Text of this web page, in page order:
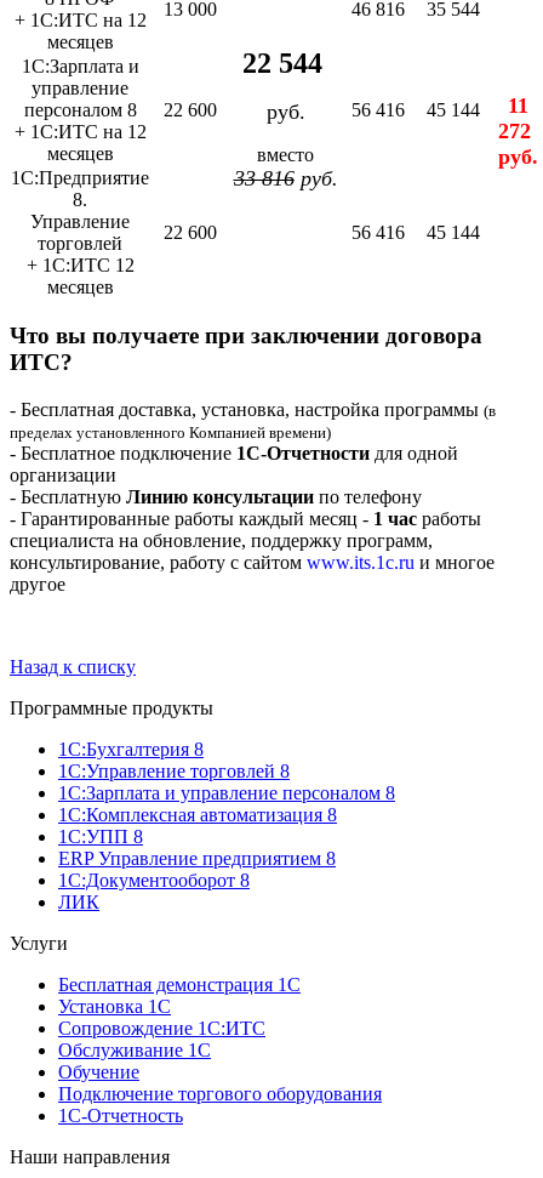
+ 1С:ИТС на 12
месяцев
13 000
22 544
руб.
вместо
33 816руб.
46 816 35 544
11
272
руб.
1С:Зарплата и
управление
персоналом 8
+ 1С:ИТС на 12
месяцев
22 600 56 416 45 144
1С:Предприятие
8.
Управление
торговлей
+ 1С:ИТС 12
месяцев
22 600 56 416 45 144
Что вы получаете при заключении договора
ИТС?
- Бесплатная доставка, установка, настройка программы (в
пределах установленного Компанией времени)
- Бесплатное подключение 1С-Отчетности для одной
организации
- Бесплатную Линию консультации по телефону
- Гарантированные работы каждый месяц - 1 час работы
специалиста на обновление, поддержку программ,
консультирование, работу с сайтом www.its.1c.ru и многое
другое
Назад к списку
Программные продукты
1С:Бухгалтерия 8
1С:Управление торговлей 8
1С:Зарплата и управление персоналом 8
1С:Комплексная автоматизация 8
1С:УПП 8
ERP Управление предприятием 8
1С:Документооборот 8
ЛИК
Услуги
Бесплатная демонстрация 1С
Установка 1С
Сопровождение 1С:ИТС
Обслуживание 1С
Обучение
Подключение торгового оборудования
1С-Отчетность
Наши направления